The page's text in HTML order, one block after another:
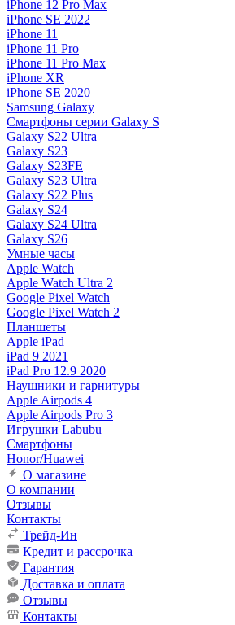
iPhone 12 Pro Max
iPhone SE 2022
iPhone 11
iPhone 11 Pro
iPhone 11 Pro Max
iPhone XR
iPhone SE 2020
Samsung Galaxy
Смартфоны серии Galaxy S
Galaxy S22 Ultra
Galaxy S23
Galaxy S23FE
Galaxy S23 Ultra
Galaxy S22 Plus
Galaxy S24
Galaxy S24 Ultra
Galaxy S26
Умные часы
Apple Watch
Apple Watch Ultra 2
Google Pixel Watch
Google Pixel Watch 2
Планшеты
Apple iPad
iPad 9 2021
iPad Pro 12.9 2020
Наушники и гарнитуры
Apple Airpods 4
Apple Airpods Pro 3
Игрушки Labubu
Смартфоны
Honor/Huawei
О магазине
О компании
Отзывы
Контакты
Трейд-Ин
Кредит и рассрочка
Гарантия
Доставка и оплата
Отзывы
Контакты